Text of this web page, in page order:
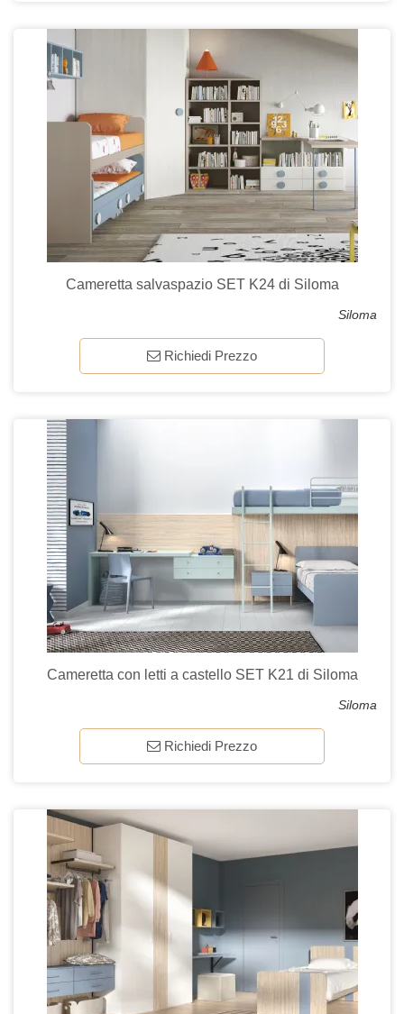
Cameretta salvaspazio SET K24 di Siloma
Siloma
Richiedi Prezzo
Cameretta con letti a castello SET K21 di Siloma
Siloma
Richiedi Prezzo